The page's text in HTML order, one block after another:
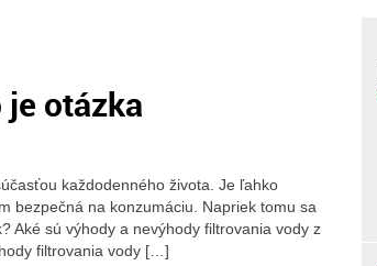
otázka
každodenného života. Je ľahko
bezpečná na konzumáciu. Napriek tomu sa
Aké sú výhody a nevýhody filtrovania vody z
filtrovania vody […]